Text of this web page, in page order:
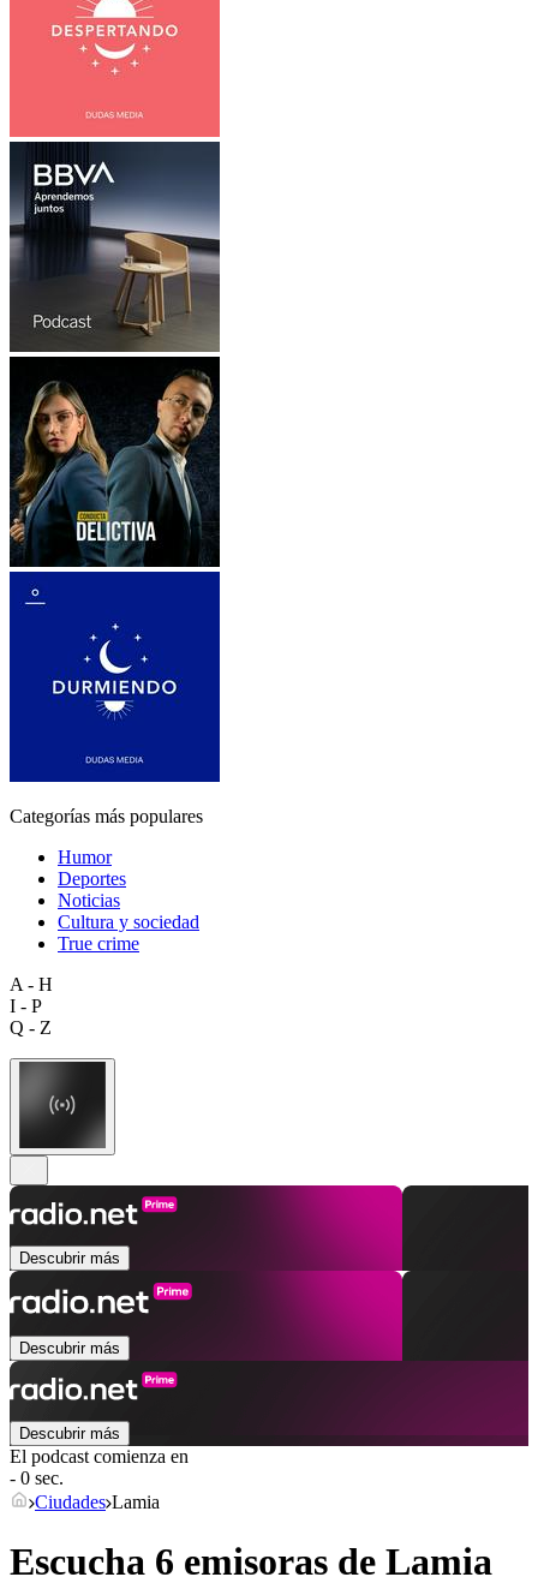
Categorías más populares
Humor
Deportes
Noticias
Cultura y sociedad
True crime
A - H
I - P
Q - Z
Descubrir más
Descubrir más
Descubrir más
El podcast comienza en
- 0 sec.
Ciudades Lamia
Escucha 6 emisoras de Lamia